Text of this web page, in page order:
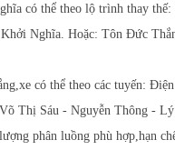
có thể theo lộ trình thay
Nghĩa. Hoặc: Tôn Đức
có thể theo các tuyến:
Thị Sáu - Nguyễn Thông - Lý
phân luồng phù hợp,hạn